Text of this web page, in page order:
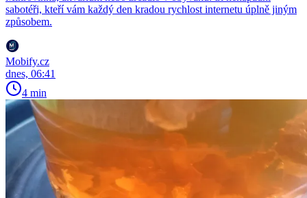
sabotéři, kteří vám každý den kradou rychlost internetu úplně jiným
způsobem.
Mobify.cz
dnes, 06:41
4 min